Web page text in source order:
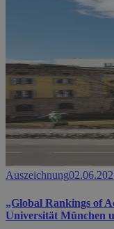
Auszeichnung
„Global Rankings of
Universität München